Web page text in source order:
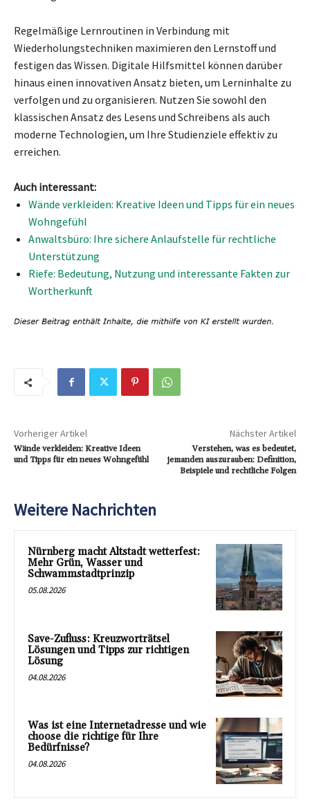
Regelmäßige Lernroutinen in Verbindung mit
Wiederholungstechniken maximieren den Lernstoff und
festigen das Wissen. Digitale Hilfsmittel können darüber
hinaus einen innovativen Ansatz bieten, um Lerninhalte zu
verfolgen und zu organisieren. Nutzen Sie sowohl den
klassischen Ansatz des Lesens und Schreibens als auch
moderne Technologien, um Ihre Studienziele effektiv zu
erreichen.
Auch interessant:
Wände verkleiden: Kreative Ideen und Tipps für ein neues
Wohngefühl
Anwaltsbüro: Ihre sichere Anlaufstelle für rechtliche
Unterstützung
Riefe: Bedeutung, Nutzung und interessante Fakten zur
Wortherkunft
Vorheriger Artikel
Wände verkleiden: Kreative Ideen
und Tipps für ein neues Wohngefühl
Nächster Artikel
Verstehen, was es bedeutet,
jemanden auszurauben: Definition,
Beispiele und rechtliche Folgen
Weitere Nachrichten
Nürnberg macht Altstadt wetterfest:
Mehr Grün, Wasser und
Schwammstadtprinzip
05.08.2026
Save-Zufluss: Kreuzworträtsel
Lösungen und Tipps zur richtigen
Lösung
04.08.2026
Was ist eine Internetadresse und wie
choose die richtige für Ihre
Bedürfnisse?
04.08.2026